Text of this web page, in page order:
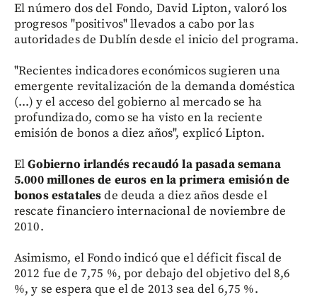
El número dos del Fondo, David Lipton, valoró los
progresos "positivos" llevados a cabo por las
autoridades de Dublín desde el inicio del programa.
"Recientes indicadores económicos sugieren una
emergente revitalización de la demanda doméstica
(...) y el acceso del gobierno al mercado se ha
profundizado, como se ha visto en la reciente
emisión de bonos a diez años", explicó Lipton.
ElGobierno irlandés recaudó la pasada semana
5.000 millones de euros en la primera emisión de
bonos estatalesde deuda a diez años desde el
rescate financiero internacional de noviembre de
2010.
Asimismo, el Fondo indicó que el déficit fiscal de
2012 fue de 7,75 %, por debajo del objetivo del 8,6
%, y se espera que el de 2013 sea del 6,75 %.